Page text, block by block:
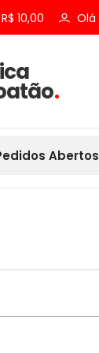
10,00 Olá
.
Abertos